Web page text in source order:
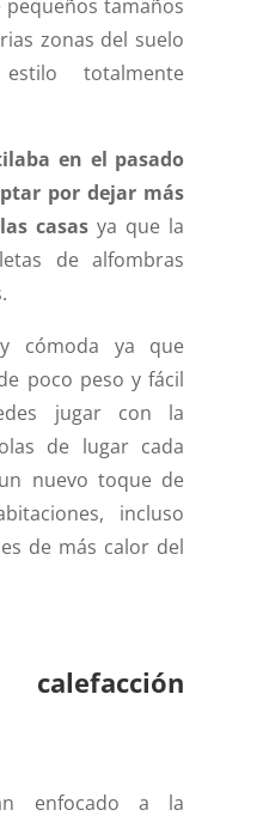
tamaños
zonas del suelo
totalmente
en el pasado
por dejar más
casas ya que la
de alfombras
cómoda ya que
poco peso y fácil
jugar con la
de lugar cada
nuevo toque de
incluso
de más calor del
calefacción
enfocado a la